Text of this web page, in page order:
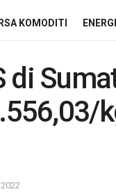
KOMODITI
di